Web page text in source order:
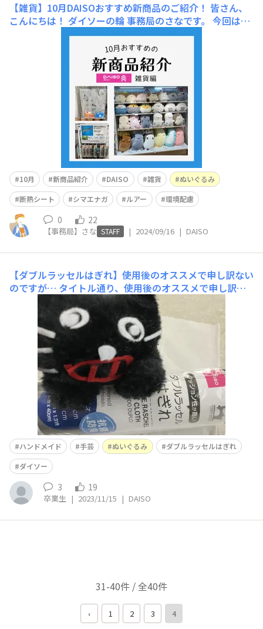
【雑貨】10月DAISOおすすめ新商品のご紹介！ 皆さん、
こんにちは！ ダイソーの輪 事務局のさなです。 今回は10
月に発売される新商品の情報をいち早くお届けいたしま
す。 今回は雑貨編の方をお届けいたします。ぬいぐる
み かわいらしいキャラクターのぬいぐるみが新登場。そ
の数なんと21種類！！&nbs
10月 新商品紹介 DAISO 雑貨
ぬいぐるみ
断熱シート
シマエナガ ルアー 環境配慮
0 22
【事務局】さな STAFF | 2024/09/16 | DAISO
【ダブルラッセルはぎれ】使用後のオススメで申し訳ない
のですが… タイトル通り、使用後のオススメで申し訳な
いのですが、ぬいぐるみを作る際に、何か良いハギレが無
いかと探していて、こちらのハギレを見つけました。 手
触り感？が分かる様に袋に穴が前後に開いていたのが衝撃
的でした笑 ※8割がた写真に写っている黒猫がハギレで
作ったぬいぐるみです
ハンドメイド 手芸 ぬいぐるみ
ダブルラッセルはぎれ
ダイソー
3 19
卒業生 | 2023/11/15 | DAISO
31-40件 / 全40件
‹ 1 2 3 4